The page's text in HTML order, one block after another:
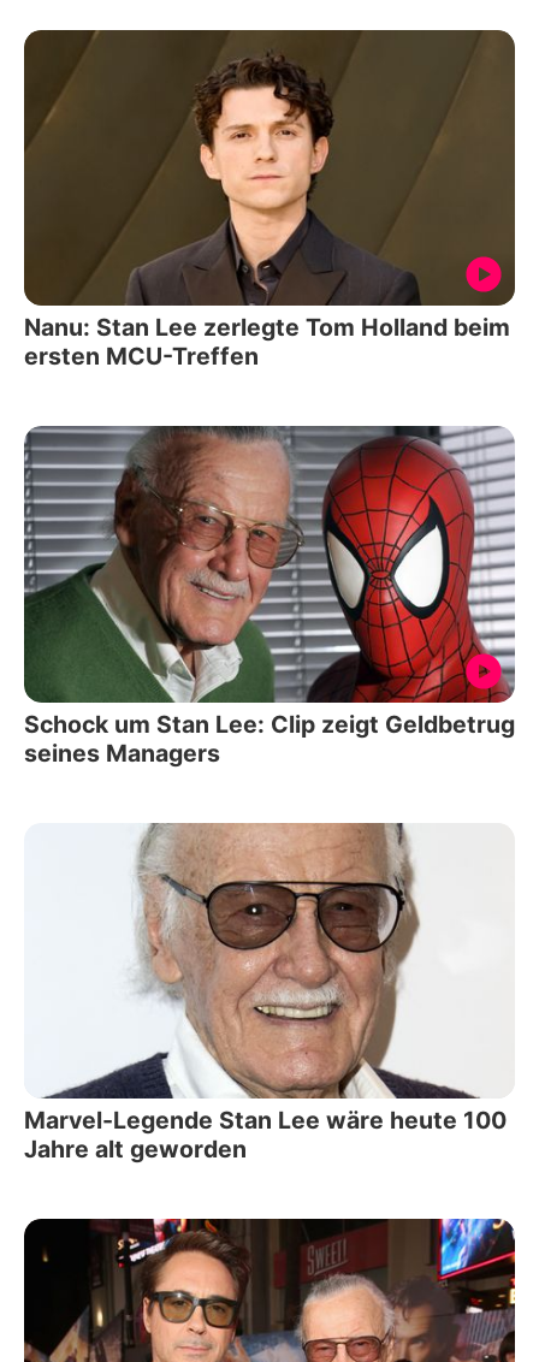
Nanu: Stan Lee zerlegte Tom Holland beim
ersten MCU-Treffen
Schock um Stan Lee: Clip zeigt Geldbetrug
seines Managers
Marvel-Legende Stan Lee wäre heute 100
Jahre alt geworden